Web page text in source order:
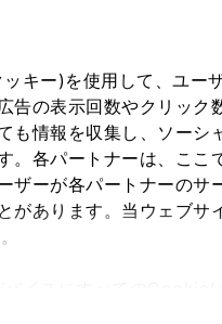
キー)を使用して、ユー
告の表示回数やクリック
も情報を収集し、ソーシ
。各パートナーは、ここ
ザーが各パートナーのサ
があります。当ウェブサ